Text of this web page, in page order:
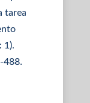
tarea
1).
488.